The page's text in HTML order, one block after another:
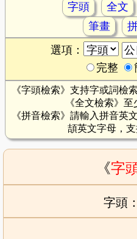
字頭 全文
筆畫
選項：
完整
《字頭檢索》支持字或詞檢
《全文檢索》至
《拼音檢索》請輸入拼音英
頡英文字母，支
《字
字頭：